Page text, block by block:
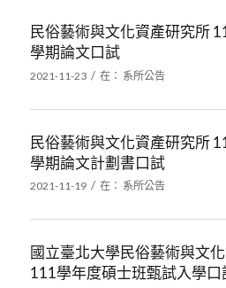
民俗藝術與文化資產研究所
學期論文口試
2021-11-23 / 在： 系所公告
民俗藝術與文化資產研究所
學期論文計劃書口試
2021-11-19 / 在： 系所公告
國立臺北大學民俗藝術與文
111學年度碩士班甄試入學口